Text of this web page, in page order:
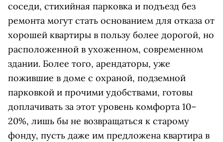
соседи, стихийная парковка и подъезд без
ремонта могут стать основанием для отказа от
хорошей квартиры в пользу более дорогой, но
расположенной в ухоженном, современном
здании. Более того, арендаторы, уже
пожившие в доме с охраной, подземной
парковкой и прочими удобствами, готовы
доплачивать за этот уровень комфорта 10–
20%, лишь бы не возвращаться к старому
фонду, пусть даже им предложена квартира в